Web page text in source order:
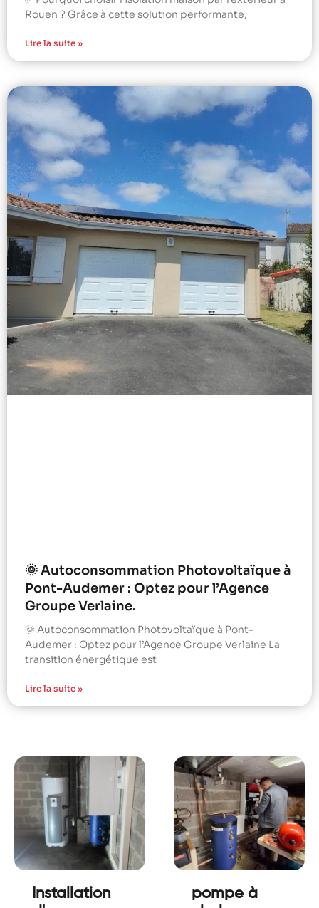
Rouen ? Grâce à cette solution performante,
Lire la suite »
🌞 Autoconsommation Photovoltaïque à
Pont-Audemer : Optez pour l’Agence
Groupe Verlaine.
🌞 Autoconsommation Photovoltaïque à Pont-
Audemer : Optez pour l’Agence Groupe Verlaine La
transition énergétique est
Lire la suite »
Installation
pompe à